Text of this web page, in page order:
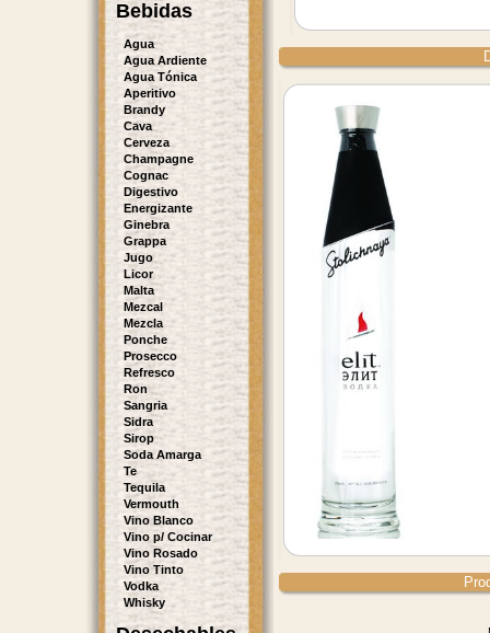
Bebidas
Agua
Agua Ardiente
Agua Tónica
Aperitivo
Brandy
Cava
Cerveza
Champagne
Cognac
Digestivo
Energizante
Ginebra
Grappa
Jugo
Licor
Malta
Mezcal
Mezcla
Ponche
Prosecco
Refresco
Ron
Sangria
Sidra
Sirop
Soda Amarga
Te
Tequila
Vermouth
Vino Blanco
Vino p/ Cocinar
Vino Rosado
Vino Tinto
Vodka
Whisky